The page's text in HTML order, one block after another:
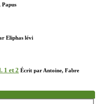
Papus
Eliphas lévi
1 et 2 Écrit par Antoine, Fabre